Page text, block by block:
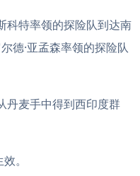
科特率领的探险队到达南
德·亚孟森率领的探险队
麦手中得到西印度群
。